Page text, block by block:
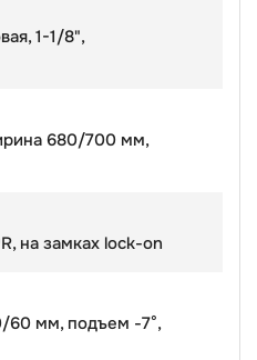
1-1/8",
680/700 мм,
на замках lock-on
60 мм, подъем -7°,